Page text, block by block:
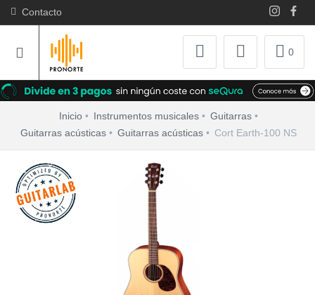
Contacto
0
Inicio Instrumentos musicales
Guitarras
Guitarras acústicas
Guitarras acústicas Cort Earth-100 NS